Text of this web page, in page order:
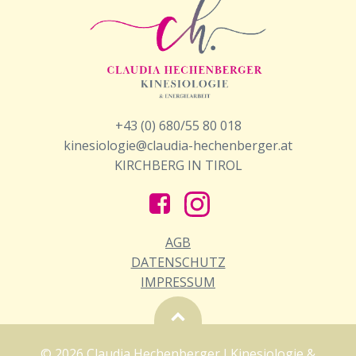
+43 (0) 680/55 80 018
kinesiologie@claudia-hechenberger.at
KIRCHBERG IN TIROL
AGB
DATENSCHUTZ
IMPRESSUM